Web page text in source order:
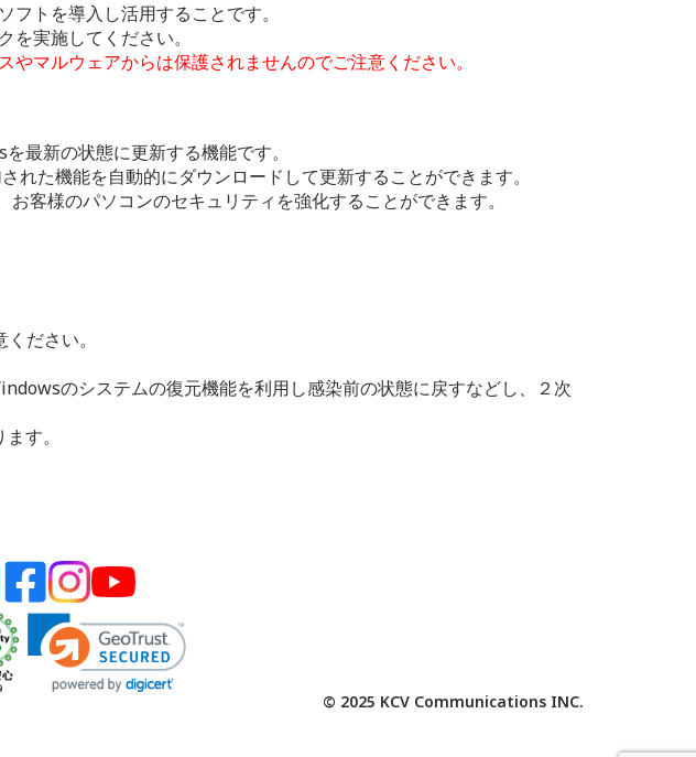
トを導入し活用することです。
実施してください。
マルウェアからは保護されませんのでご注意ください。
最新の状態に更新する機能です。
た機能を自動的にダウンロードして更新することができます。
客様のパソコンのセキュリティを強化することができます。
ださい。
のシステムの復元機能を利用し感染前の状態に戻すなどし、２次
す。
© 2025 KCV Communications INC.